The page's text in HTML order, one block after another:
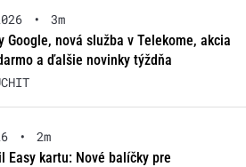
•
3m
Google, nová služba v Telekome, akcia
a ďalšie novinky týždňa
•
2m
Easy kartu: Nové balíčky pre